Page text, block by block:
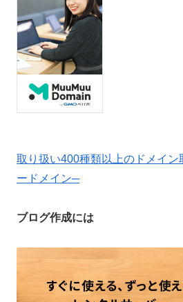
取り扱い400種類以上のドメイ
ードメイン─
ブログ作成には